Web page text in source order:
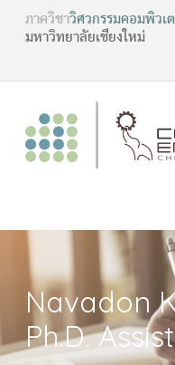
ภาควิชาวิศวกรรมคอมพิวเ
มหาวิทยาลัยเชียงใหม่
Navadon
Ph.D.